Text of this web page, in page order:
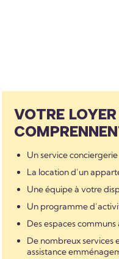
VOTRE
Un service conciergerie
La location d’un
Une équipe à votre
Un programme
Des espaces
De nombreux services
assistance